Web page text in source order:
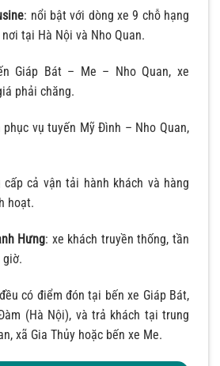
: nổi bật với dòng xe 9 chỗ hạng
tại Hà Nội và Nho Quan.
Giáp Bát – Me – Nho Quan, xe
phải chăng.
phục vụ tuyến Mỹ Đình – Nho Quan,
cấp cả vận tải hành khách và hàng
hoạt.
Hưng: xe khách truyền thống, tần
giờ.
có điểm đón tại bến xe Giáp Bát,
(Hà Nội), và trả khách tại trung
xã Gia Thủy hoặc bến xe Me.